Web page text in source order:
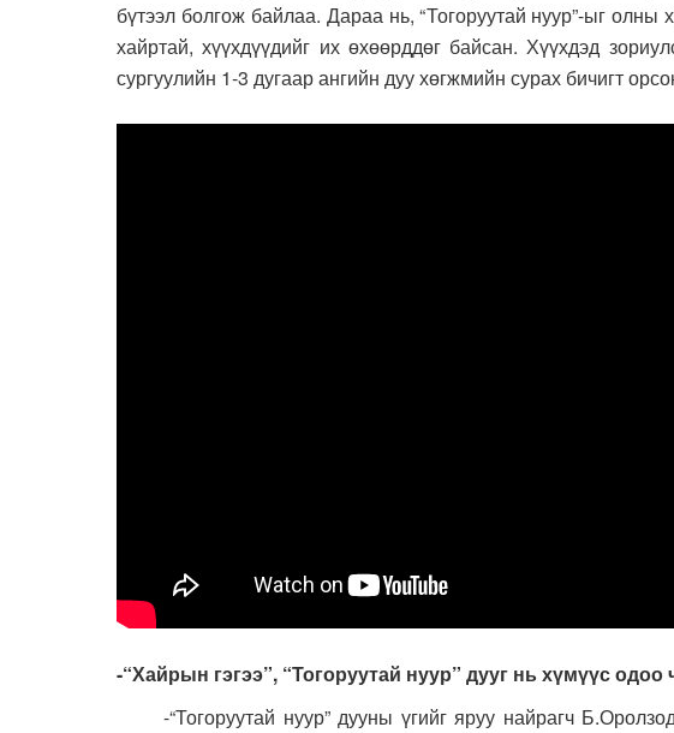
бүтээл болгож байлаа. Дараа нь, “Тогоруутай нуур”-ыг
хайртай, хүүхдүүдийг их өхөөрддөг байсан. Хүүхдэд
сургуулийн 1-3 дугаар ангийн дуу хөгжмийн сурах бичигт
-“Хайрын гэгээ”, “Тогоруутай нуур” дууг нь хүмүүс
-“Тогоруутай нуур” дууны үгийг яруу найрагч